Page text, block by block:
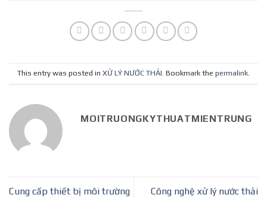
This entry was posted in XỬ LÝ NƯỚC THẢI. Bookmark the permalink.
MOITRUONGKYTHUATMIENTRUNG
Cung cấp thiết bị môi trường Công nghệ xử lý nước thải